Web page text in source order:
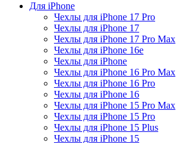
Для iPhone
Чехлы для iPhone 17 Pro
Чехлы для iPhone 17
Чехлы для iPhone 17 Pro Max
Чехлы для iPhone 16e
Чехлы для iPhone
Чехлы для iPhone 16 Pro Max
Чехлы для iPhone 16 Pro
Чехлы для iPhone 16
Чехлы для iPhone 15 Pro Max
Чехлы для iPhone 15 Pro
Чехлы для iPhone 15 Plus
Чехлы для iPhone 15